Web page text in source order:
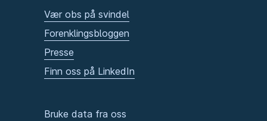
Vær obs på svindel
Forenklingsbloggen
Presse
Finn oss på LinkedIn
Bruke data fra oss